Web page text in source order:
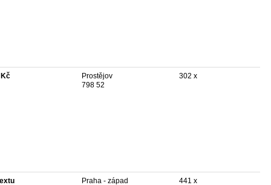
Prostějov
798 52
302 x
Praha - západ 441 x